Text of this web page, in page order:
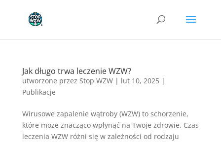
Jak długo trwa leczenie WZW?
utworzone przez Stop WZW| lut 10, 2025|
Publikacje
Wirusowe zapalenie wątroby (WZW) to schorzenie,
które może znacząco wpłynąć na Twoje zdrowie. Czas
leczenia WZW różni się w zależności od rodzaju